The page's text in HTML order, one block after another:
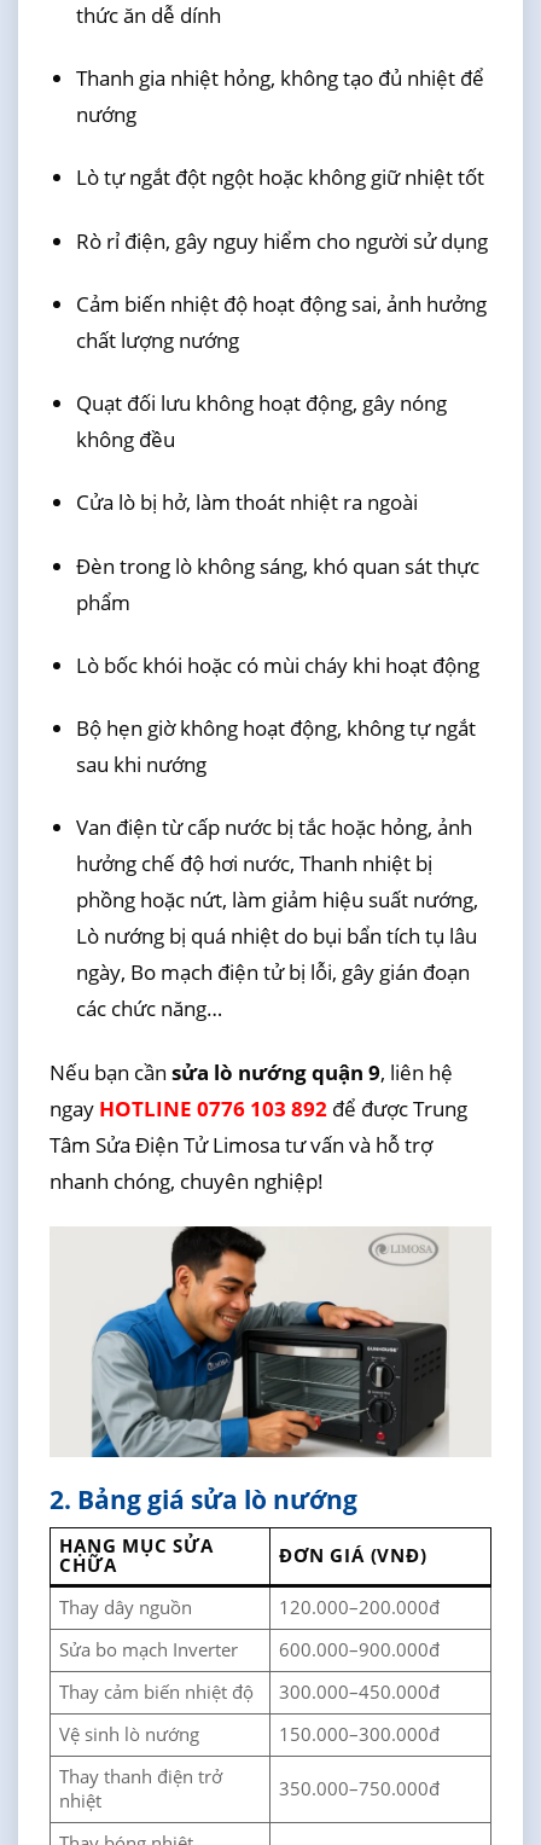
thức ăn dễ dính
Thanh gia nhiệt hỏng, không tạo đủ nhiệt để
nướng
Lò tự ngắt đột ngột hoặc không giữ nhiệt tốt
Rò rỉ điện, gây nguy hiểm cho người sử dụng
Cảm biến nhiệt độ hoạt động sai, ảnh hưởng
chất lượng nướng
Quạt đối lưu không hoạt động, gây nóng
không đều
Cửa lò bị hở, làm thoát nhiệt ra ngoài
Đèn trong lò không sáng, khó quan sát thực
phẩm
Lò bốc khói hoặc có mùi cháy khi hoạt động
Bộ hẹn giờ không hoạt động, không tự ngắt
sau khi nướng
Van điện từ cấp nước bị tắc hoặc hỏng, ảnh
hưởng chế độ hơi nước, Thanh nhiệt bị
phồng hoặc nứt, làm giảm hiệu suất nướng,
Lò nướng bị quá nhiệt do bụi bẩn tích tụ lâu
ngày, Bo mạch điện tử bị lỗi, gây gián đoạn
các chức năng…
Nếu bạn cần sửa lò nướng quận 9, liên hệ
ngay HOTLINE 0776 103 892để được Trung
Tâm Sửa Điện Tử Limosa tư vấn và hỗ trợ
nhanh chóng, chuyên nghiệp!
2. Bảng giá sửa lò nướng
HẠNG MỤC SỬA
CHỮA ĐƠN GIÁ (VNĐ)
Thay dây nguồn
120.000–200.000đ
Sửa bo mạch Inverter
600.000–900.000đ
Thay cảm biến nhiệt độ
300.000–450.000đ
Vệ sinh lò nướng
150.000–300.000đ
Thay thanh điện trở
nhiệt
350.000–750.000đ